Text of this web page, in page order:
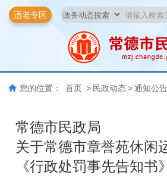
适老专区
您的位置： 首页 > 民政动态 > 通知公告
常德市民政局
关于常德市章誉苑休闲
《行政处罚事先告知书